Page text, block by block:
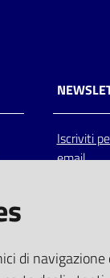
Iscriviti
email
di